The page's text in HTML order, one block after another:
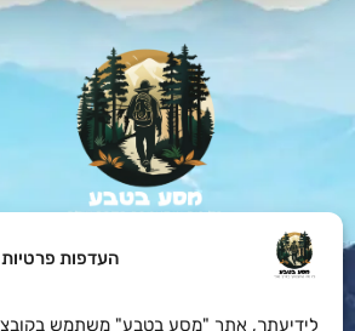
העדפות פרטיות Cookiesצאו למסע בלתי נשכח
בטבע עם כל הציוד לחיילים